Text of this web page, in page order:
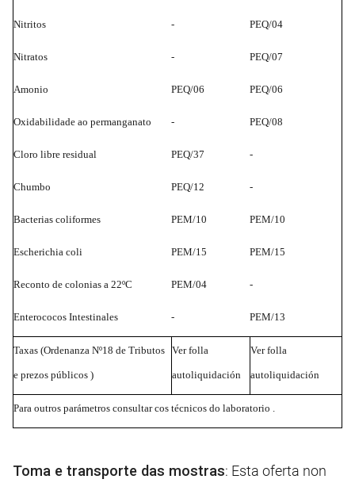
Nitritos - PEQ/04
Nitratos - PEQ/07
Amonio PEQ/06 PEQ/06
Oxidabilidade ao permanganato - PEQ/08
Cloro libre residual PEQ/37 -
Chumbo PEQ/12 -
Bacterias coliformes PEM/10 PEM/10
Escherichia coli PEM/15 PEM/15
Reconto de colonias a 22ºC PEM/04 -
Enterococos Intestinales - PEM/13
Taxas (Ordenanza Nº18 de Tributos
e prezos públicos )
Verfolla
autoliquidación
Ver folla
autoliquidación
Para outros parámetros consultar cos técnicos do laboratorio .
Toma e transporte das mostras: Esta oferta non